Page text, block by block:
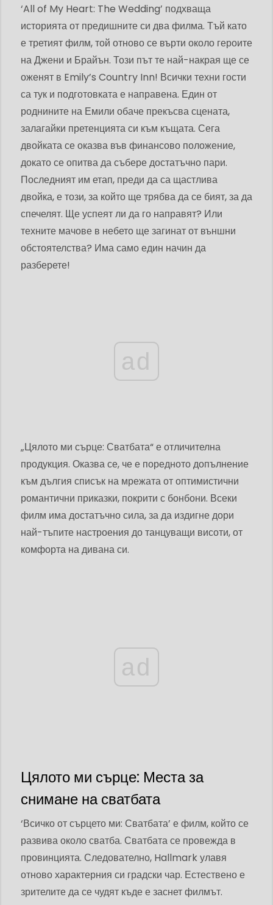
‘All of My Heart: The Wedding’ подхваща
историята от предишните си два филма. Тъй като
е третият филм, той отново се върти около героите
на Джени и Брайън. Този път те най-накрая ще се
оженят в Emily’s Country Inn! Всички техни гости
са тук и подготовката е направена. Един от
роднините на Емили обаче прекъсва сцената,
залагайки претенцията си към къщата. Сега
двойката се оказва във финансово положение,
докато се опитва да събере достатъчно пари.
Последният им етап, преди да са щастлива
двойка, е този, за който ще трябва да се бият, за да
спечелят. Ще успеят ли да го направят? Или
техните мачове в небето ще загинат от външни
обстоятелства? Има само един начин да
разберете!
ad
„Цялото ми сърце: Сватбата“ е отличителна
продукция. Оказва се, че е поредното допълнение
към дългия списък на мрежата от оптимистични
романтични приказки, покрити с бонбони. Всеки
филм има достатъчно сила, за да издигне дори
най-тъпите настроения до танцуващи висоти, от
комфорта на дивана си.
ad
Цялото ми сърце: Места за
снимане на сватбата
‘Всичко от сърцето ми: Сватбата’ е филм, който се
развива около сватба. Сватбата се провежда в
провинцията. Следователно, Hallmark улавя
отново характерния си градски чар. Естествено е
зрителите да се чудят къде е заснет филмът.